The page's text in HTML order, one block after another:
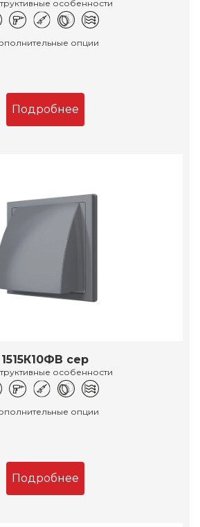
особенности
опции
Подробнее
1515К10ФВ сер
особенности
опции
Подробнее